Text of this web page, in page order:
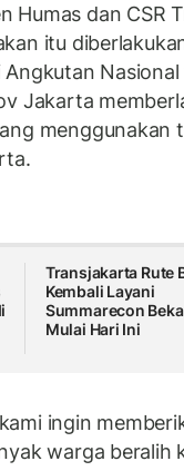
Humas dan CSR
itu
Jakarta
menggunakan
Transjakarta Rute
Kembali Layani
Summarecon
Mulai Hari Ini
ingin
warga beralih